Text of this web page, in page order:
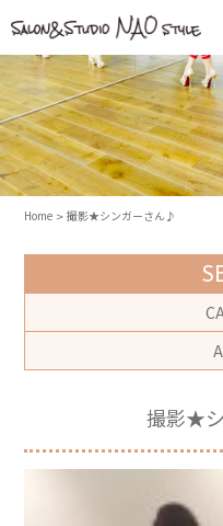
Home 撮影★シンガーさん♪
撮影★